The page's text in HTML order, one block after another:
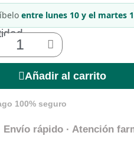
entre lunes 10 y el martes
Añadir al carrito
100% seguro
Envío rápido · Atención